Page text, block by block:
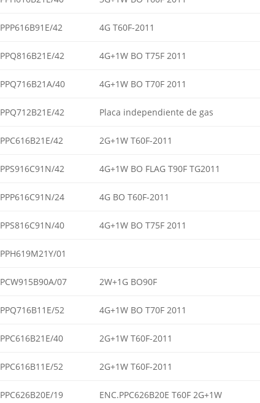
PPP616B91E/42 4G T60F-2011
PPQ816B21E/42 4G+1W BO T75F 2011
PPQ716B21A/40 4G+1W BO T70F 2011
PPQ712B21E/42 Placa independiente de gas
PPC616B21E/42 2G+1W T60F-2011
PPS916C91N/42 4G+1W BO FLAG T90F TG2011
PPP616C91N/24 4G BO T60F-2011
PPS816C91N/40 4G+1W BO T75F 2011
PPH619M21Y/01
PCW915B90A/07 2W+1G BO90F
PPQ716B11E/52 4G+1W BO T70F 2011
PPC616B21E/40 2G+1W T60F-2011
PPC616B11E/52 2G+1W T60F-2011
PPC626B20E/19 ENC.PPC626B20E T60F 2G+1W